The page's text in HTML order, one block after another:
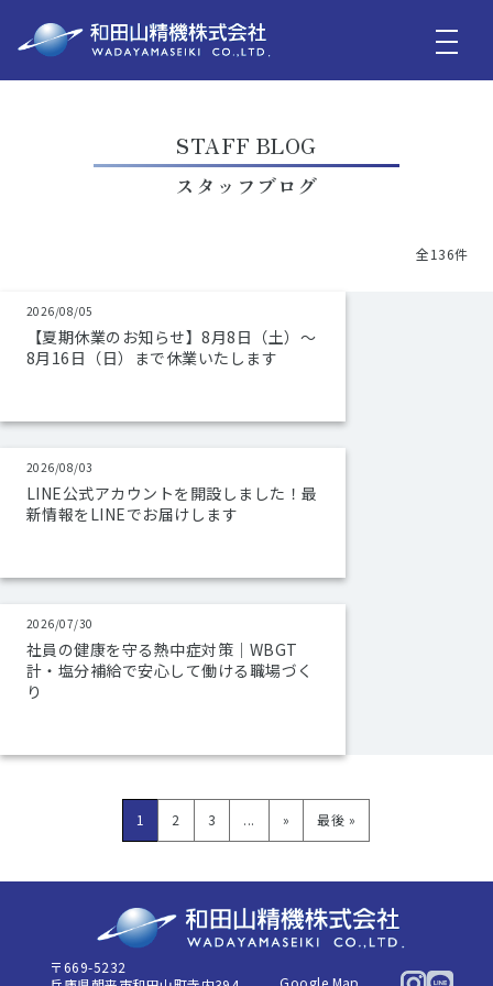
STAFF BLOG
スタッフブログ
全136件
2026/08/05
【夏期休業のお知らせ】8月8日（土）～
8月16日（日）まで休業いたします
2026/08/03
LINE公式アカウントを開設しました！最
新情報をLINEでお届けします
2026/07/30
社員の健康を守る熱中症対策｜WBGT
計・塩分補給で安心して働ける職場づく
り
1 2 3 ... » 最後 »
〒669-5232